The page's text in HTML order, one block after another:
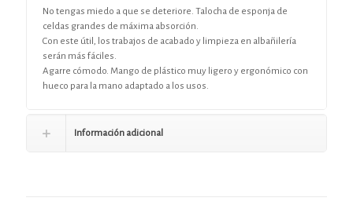
No tengas miedo a que se deteriore. Talocha de esponja de
celdas grandes de máxima absorción.
Con este útil, los trabajos de acabado y limpieza en albañilería
serán más fáciles.
Agarre cómodo. Mango de plástico muy ligero y ergonómico con
hueco para la mano adaptado a los usos.
Información adicional